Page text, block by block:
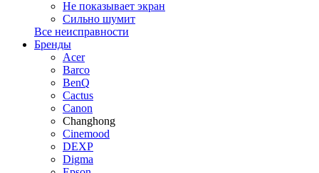
Не показывает экран
Сильно шумит
Все неисправности
Бренды
Acer
Barco
BenQ
Cactus
Canon
Changhong
Cinemood
DEXP
Digma